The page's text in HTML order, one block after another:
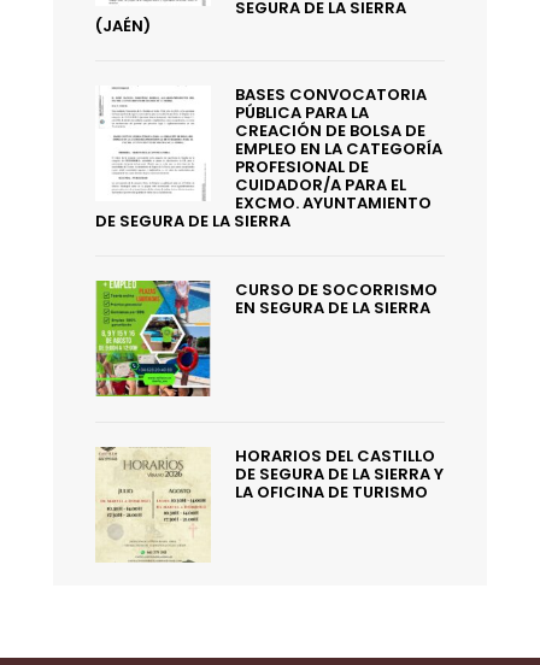
SEGURA DE LA SIERRA
(JAÉN)
BASES CONVOCATORIA
PÚBLICA PARA LA
CREACIÓN DE BOLSA DE
EMPLEO EN LA CATEGORÍA
PROFESIONAL DE
CUIDADOR/A PARA EL
EXCMO. AYUNTAMIENTO
DE SEGURA DE LA SIERRA
CURSO DE SOCORRISMO
EN SEGURA DE LA SIERRA
HORARIOS DEL CASTILLO
DE SEGURA DE LA SIERRA Y
LA OFICINA DE TURISMO